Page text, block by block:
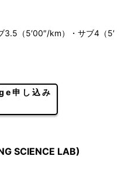
3.5（5′00″/km）・サブ4（5′
申し込み
SCIENCE LAB)